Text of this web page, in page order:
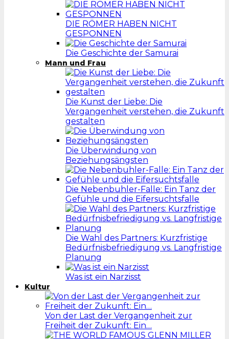
DIE RÖMER HABEN NICHT
GESPONNEN
Die Geschichte der Samurai
Mann und Frau
Die Kunst der Liebe: Die
Vergangenheit verstehen, die Zukunft
gestalten
Die Überwindung von
Beziehungsängsten
Die Nebenbuhler-Falle: Ein Tanz der
Gefühle und die Eifersuchtsfalle
Die Wahl des Partners: Kurzfristige
Bedürfnisbefriedigung vs. Langfristige
Planung
Was ist ein Narzisst
Kultur
Von der Last der Vergangenheit zur
Freiheit der Zukunft: Ein…